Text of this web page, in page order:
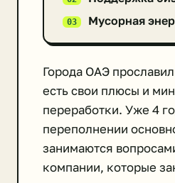
Мусорная
Города ОАЭ
есть свои плюсы и
переработки. Уже 4
переполнении
занимаются
компании, которые